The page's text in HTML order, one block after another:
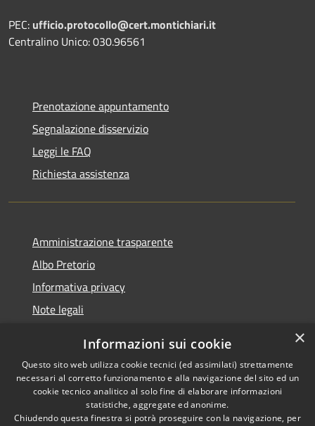
PEC: ufficio.protocollo@cert.montichiari.it
Centralino Unico: 030.96561
Prenotazione appuntamento
Segnalazione disservizio
Leggi le FAQ
Richiesta assistenza
Amministrazione trasparente
Albo Pretorio
Informativa privacy
Note legali
Whisteblowing
×
Informazioni sui cookie
Questo sito web utilizza cookie tecnici (ed assimilati) strettamente
necessari al corretto funzionamento e alla navigazione del sito ed un
cookie tecnico analitico al solo fine di elaborare informazioni
statistiche, aggregate ed anonime.
Chiudendo questa finestra si potrà proseguire con la navigazione, per